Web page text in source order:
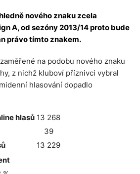
nového znaku zcela
A, od sezóny 2013/14 proto bude
právo tímto znakem.
na podobu nového znaku
z nichž kluboví příznivci vybral
hlasování dopadlo
hlasů 13 268
39
13 229